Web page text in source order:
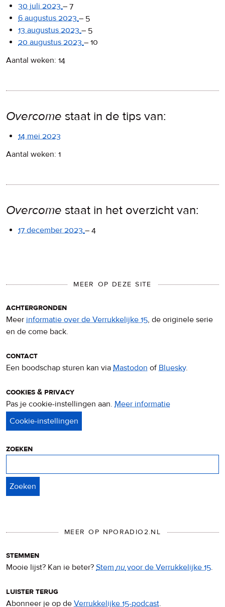
30 juli 2023 – 7
6 augustus 2023 – 5
13 augustus 2023 – 5
20 augustus 2023 – 10
Aantal weken: 14
Overcome staat in de tips van:
14 mei 2023
Aantal weken: 1
Overcome staat in het overzicht van:
17 december 2023 – 4
MEER OP DEZE SITE
achtergronden
Meer informatie over de Verrukkelijke 15, de originele serie
en de come back.
contact
Een boodschap sturen kan via Mastodon ofBluesky.
cookies & privacy
Pas je cookie-instellingen aan. Meer informatie
zoeken
MEER OP NPORADIO2.NL
stemmen
Mooie lijst? Kan ie beter? Stemnuvoor de Verrukkelijke 15.
luister terug
Abonneer je op de Verrukkelijke 15-podcast.